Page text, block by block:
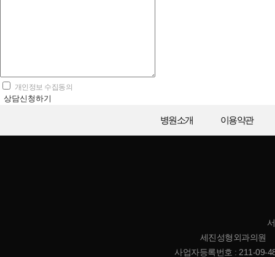
개인정보 수집동의
상담신청하기
병원소개 이용약관
세진성형외과의
사업자등록번호 : 211-09-